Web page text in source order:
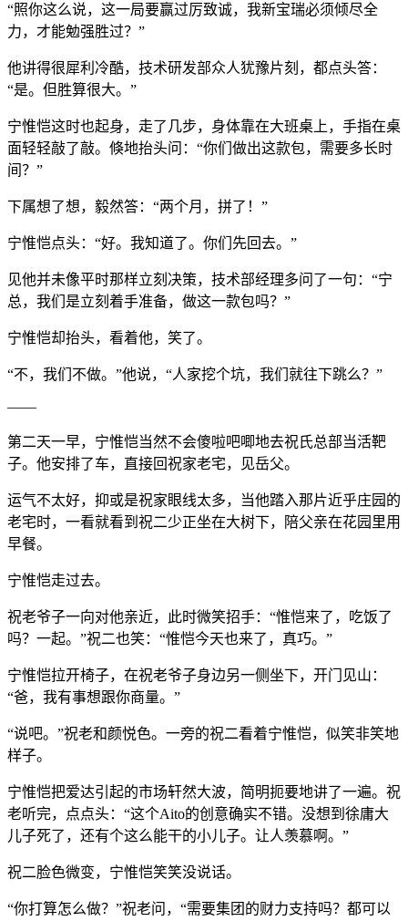
“照你这么说，这一局要赢过厉致诚，我新宝瑞必须倾尽全
力，才能勉强胜过？”
他讲得很犀利冷酷，技术研发部众人犹豫片刻，都点头答：
“是。但胜算很大。”
宁惟恺这时也起身，走了几步，身体靠在大班桌上，手指在桌
面轻轻敲了敲。倏地抬头问：“你们做出这款包，需要多长时
间？”
下属想了想，毅然答：“两个月，拼了！”
宁惟恺点头：“好。我知道了。你们先回去。”
见他并未像平时那样立刻决策，技术部经理多问了一句：“宁
总，我们是立刻着手准备，做这一款包吗？”
宁惟恺却抬头，看着他，笑了。
“不，我们不做。”他说，“人家挖个坑，我们就往下跳么？”
——
第二天一早，宁惟恺当然不会傻啦吧唧地去祝氏总部当活靶
子。他安排了车，直接回祝家老宅，见岳父。
运气不太好，抑或是祝家眼线太多，当他踏入那片近乎庄园的
老宅时，一看就看到祝二少正坐在大树下，陪父亲在花园里用
早餐。
宁惟恺走过去。
祝老爷子一向对他亲近，此时微笑招手：“惟恺来了，吃饭了
吗？一起。”祝二也笑：“惟恺今天也来了，真巧。”
宁惟恺拉开椅子，在祝老爷子身边另一侧坐下，开门见山：
“爸，我有事想跟你商量。”
“说吧。”祝老和颜悦色。一旁的祝二看着宁惟恺，似笑非笑地
样子。
宁惟恺把爱达引起的市场轩然大波，简明扼要地讲了一遍。祝
老听完，点点头：“这个Aito的创意确实不错。没想到徐庸大
儿子死了，还有个这么能干的小儿子。让人羡慕啊。”
祝二脸色微变，宁惟恺笑笑没说话。
“你打算怎么做？”祝老问，“需要集团的财力支持吗？都可以